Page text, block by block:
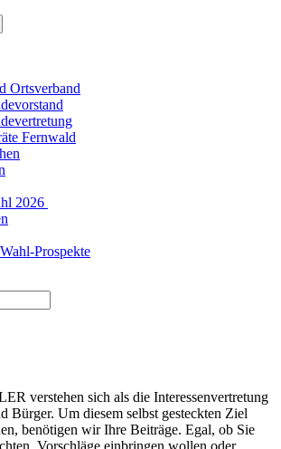
Ortsverband
Fernwald
2026
Prospekte
verstehen sich als die Interessenvertretung
Bürger. Um diesem selbst gesteckten Ziel
benötigen wir Ihre Beiträge. Egal, ob Sie